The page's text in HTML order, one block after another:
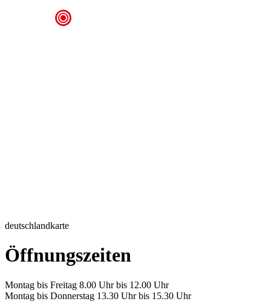
deutschlandkarte
Öffnungszeiten
Montag bis Freitag 8.00 Uhr bis 12.00 Uhr
Montag bis Donnerstag 13.30 Uhr bis 15.30 Uhr